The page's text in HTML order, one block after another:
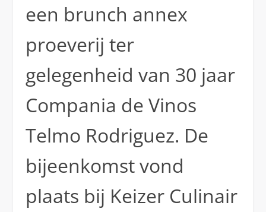
een brunch annex
proeverij ter
gelegenheid van 30 jaar
Compania de Vinos
Telmo Rodriguez. De
bijeenkomst vond
plaats bij Keizer Culinair